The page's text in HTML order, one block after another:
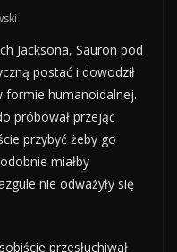
Jacksona, Sauron pod
postać i dowodził
formie humanoidalnej.
próbował przejąć
przybyć żeby go
miałby
nie odważyły się
przesłuchiwał